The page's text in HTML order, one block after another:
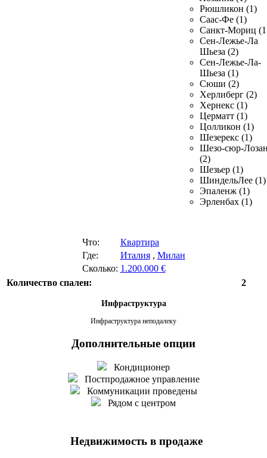
Рюшликон (1)
Саас-Фе (1)
Санкт-Мориц
Сен-Лежье-Ла
Шьеза (2)
Сен-Лежье-Ла-
Шьеза (1)
Сюши (2)
Херлиберг (2)
Хернекс (1)
Церматт (1)
Цолликон (1)
Шезерекс (1)
Шезо-сюр-
(2)
Шезьер (1)
ШиндельЛее (1)
Эпаленж (1)
Эрленбах (1)
Что:
Квартира
Где:
Италия, Милан
Сколько: 1.200.000 €
Количество спален:
2
Инфраструктура
Инфраструктура неподалеку
Дополнительные опции
Кондиционер
Постпродажное управление
Коммуникации проведены
Рядом с центром
Недвижимость в продаже